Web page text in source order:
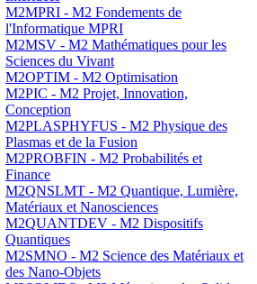
M2MPRI - M2 Fondements de
l'Informatique MPRI
M2MSV - M2 Mathématiques pour les
Sciences du Vivant
M2OPTIM - M2 Optimisation
M2PIC - M2 Projet, Innovation,
Conception
M2PLASPHYFUS - M2 Physique des
Plasmas et de la Fusion
M2PROBFIN - M2 Probabilités et
Finance
M2QNSLMT - M2 Quantique, Lumière,
Matériaux et Nanosciences
M2QUANTDEV - M2 Dispositifs
Quantiques
M2SMNO - M2 Science des Matériaux et
des Nano-Objets